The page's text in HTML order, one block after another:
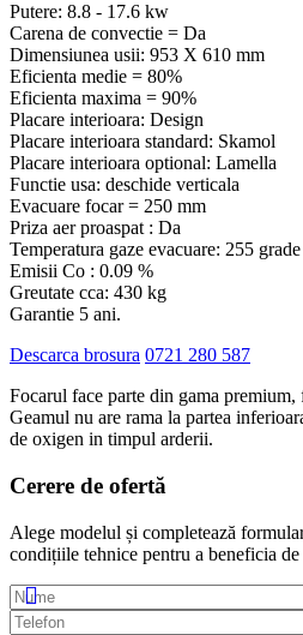
Putere: 8.8 - 17.6 kw
Carena de convectie = Da
Dimensiunea usii: 953 X 610 mm
Eficienta medie = 80%
Eficienta maxima = 90%
Placare interioara: Design
Placare interioara standard: Skamol
Placare interioara optional: Lamella
Functie usa: deschide verticala
Evacuare focar = 250 mm
Priza aer proaspat : Da
Temperatura gaze evacuare: 255
Emisii Co : 0.09 %
Greutate cca: 430 kg
Garantie 5 ani.
Descarca brosura 0721 280 587
Focarul face parte din gama
Geamul nu are rama la partea
de oxigen in timpul arderii.
Cerere de ofertă
Alege modelul și completează
condițiile tehnice pentru a beneficia